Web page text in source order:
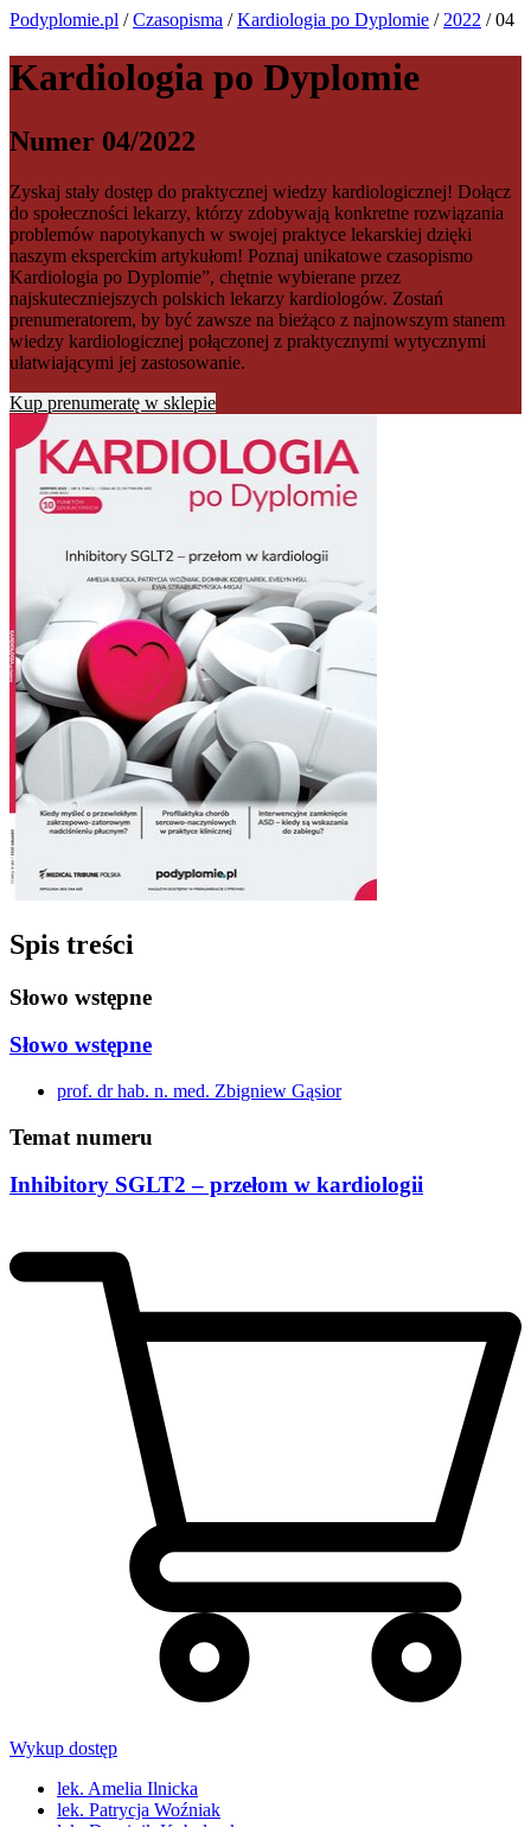
Podyplomie.pl /Czasopisma /Kardiologia po Dyplomie / 2022 / 04
Kardiologia po Dyplomie
Numer 04/2022
Zyskaj stały dostęp do praktycznej wiedzy kardiologicznej! Dołącz
do społeczności lekarzy, którzy zdobywają konkretne rozwiązania
problemów napotykanych w swojej praktyce lekarskiej dzięki
naszym eksperckim artykułom! Poznaj unikatowe czasopismo
Kardiologia po Dyplomie”, chętnie wybierane przez
najskuteczniejszych polskich lekarzy kardiologów. Zostań
prenumeratorem, by być zawsze na bieżąco z najnowszym stanem
wiedzy kardiologicznej połączonej z praktycznymi wytycznymi
ułatwiającymi jej zastosowanie.
Kup prenumeratę w sklepie
Spis treści
Słowo wstępne
Słowo wstępne
prof. dr hab. n. med. Zbigniew Gąsior
Temat numeru
Inhibitory SGLT2 – przełom w kardiologii
Wykup dostęp
lek. Amelia Ilnicka
lek. Patrycja Woźniak